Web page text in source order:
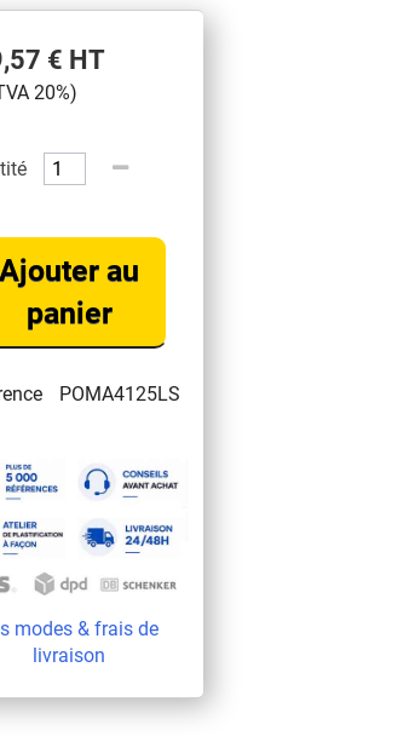
€ HT
20%)
Ajouter au
panier
POMA4125LS
modes & frais de
livraison